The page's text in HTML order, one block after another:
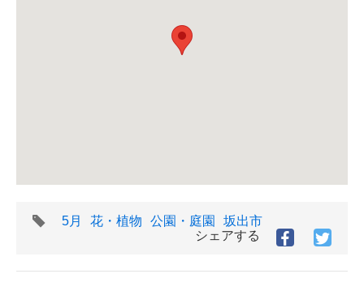
タ
5月 花・植物 公園・庭園
坂出市
シェアする
Facebook
シ
シ